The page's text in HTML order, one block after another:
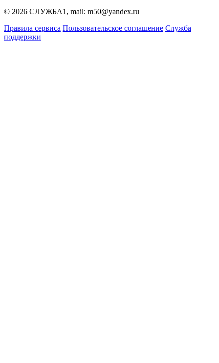
© 2026 СЛУЖБА1, mail: m50@yandex.ru
Правила сервиса Пользовательское соглашение Служба
поддержки